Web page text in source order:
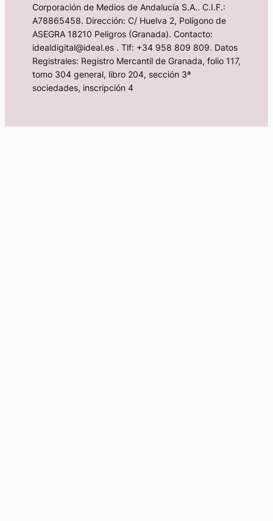
Corporación de Medios de Andalucía S.A.. C.I.F.:
A78865458. Dirección: C/ Huelva 2, Polígono de
ASEGRA 18210 Peligros (Granada). Contacto:
idealdigital@ideal.es . Tlf: +34 958 809 809. Datos
Registrales: Registro Mercantil de Granada, folio 117,
tomo 304 general, libro 204, sección 3ª
sociedades, inscripción 4